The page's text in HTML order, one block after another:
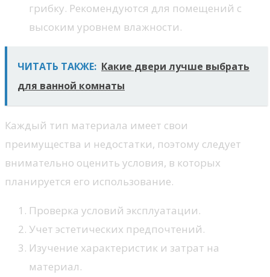
грибку. Рекомендуются для помещений с
высоким уровнем влажности.
ЧИТАТЬ ТАКЖЕ: Какие двери лучше выбрать
для ванной комнаты
Каждый тип материала имеет свои
преимущества и недостатки, поэтому следует
внимательно оценить условия, в которых
планируется его использование.
Проверка условий эксплуатации.
Учет эстетических предпочтений.
Изучение характеристик и затрат на
материал.